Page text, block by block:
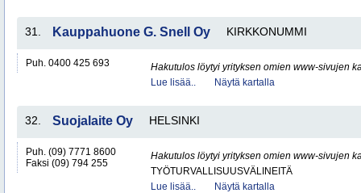
31. Kauppahuone G. Snell Oy KIRKKONUMMI
Puh. 0400 425 693
Hakutulos löytyi yrityksen omien www-sivujen
Lue lisää..
Näytä kartalla
32. Suojalaite Oy HELSINKI
Puh. (09) 7771 8600
Faksi (09) 794 255
Hakutulos löytyi yrityksen omien www-sivujen
TYÖTURVALLISUUSVÄLINEITÄ
Lue lisää..
Näytä kartalla